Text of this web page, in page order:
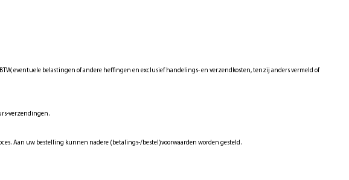
eventuele belastingen of andere heffingen en exclusief handelings- en verzendkosten, tenzij anders vermeld of
verzendingen.
Aan uw bestelling kunnen nadere (betalings-/bestel)voorwaarden worden gesteld.